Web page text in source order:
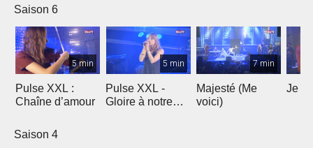
Saison 6
5 min
Pulse XXL :
Chaîne d’amour
5 min
Pulse XXL -
Gloire à notre
7 min
Majesté (Me
voici)
Je te
Saison 4